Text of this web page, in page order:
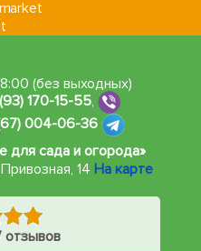
(без выходных)
170-15-55,
004-06-36
для сада и огорода»
14 На карте
отзывов